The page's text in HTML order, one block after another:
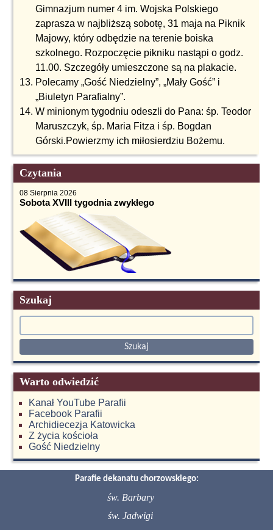
Gimnazjum numer 4 im. Wojska Polskiego
zaprasza w najbliższą sobotę, 31 maja na Piknik
Majowy, który odbędzie na terenie boiska
szkolnego. Rozpoczęcie pikniku nastąpi o godz.
11.00. Szczegóły umieszczone są na plakacie.
Polecamy „Gość Niedzielny”, „Mały Gość” i
„Biuletyn Parafialny”.
W minionym tygodniu odeszli do Pana: śp. Teodor
Maruszczyk, śp. Maria Fitza i śp. Bogdan
Górski.Powierzmy ich miłosierdziu Bożemu.
Czytania
08 Sierpnia 2026
Sobota XVIII tygodnia zwykłego
Szukaj
Warto odwiedzić
Kanał YouTube Parafii
Facebook Parafii
Archidiecezja Katowicka
Z życia kościoła
Gość Niedzielny
Parafie dekanatu chorzowskiego:
św. Barbary
św. Jadwigi